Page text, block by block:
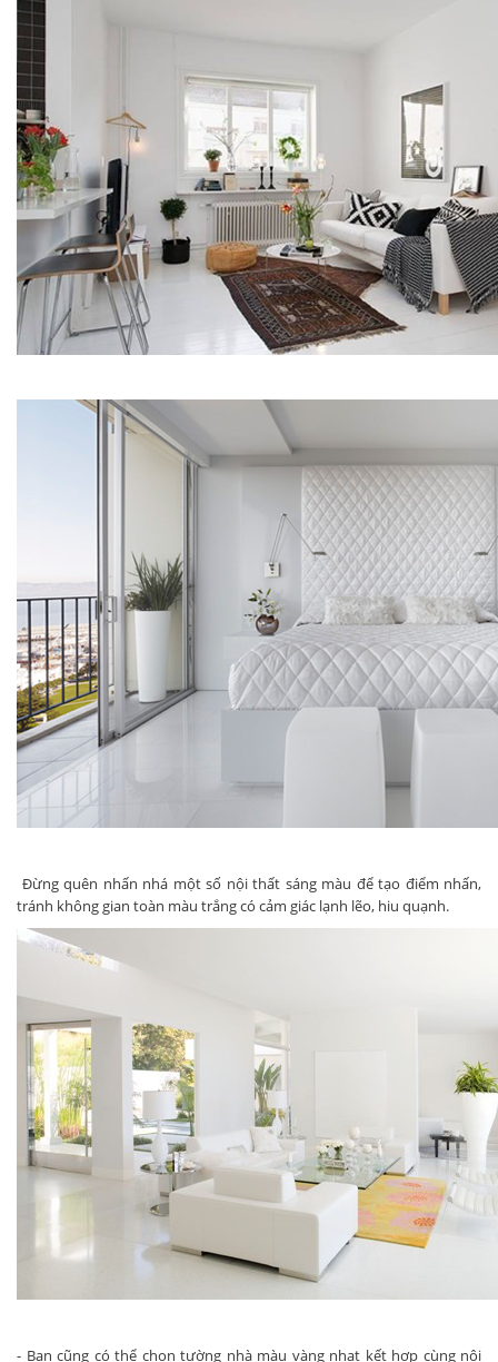
Đừng quên nhấn nhá một số nội thất sáng màu để tạo điểm nhấn,
tránh không gian toàn màu trắng có cảm giác lạnh lẽo, hiu quạnh.
- Bạn cũng có thể chọn tường nhà màu vàng nhạt kết hợp cùng nội